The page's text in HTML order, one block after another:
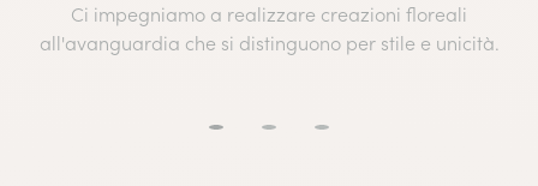
Ci impegniamo a realizzare creazioni floreali
all'avanguardia che si distinguono per stile e unicità.